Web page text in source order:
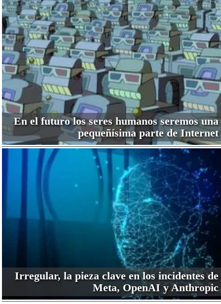
En el futuro los seres humanos seremos una
pequeñísima parte de Internet
Irregular, la pieza clave en los incidentes de
Meta, OpenAI y Anthropic